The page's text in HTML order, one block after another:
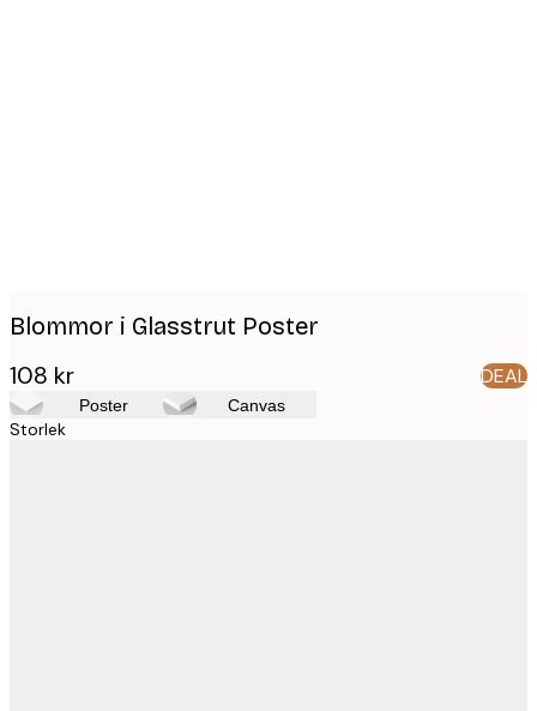
Blommor i Glasstrut Poster
108 kr DEAL
Poster Canvas
Storlek